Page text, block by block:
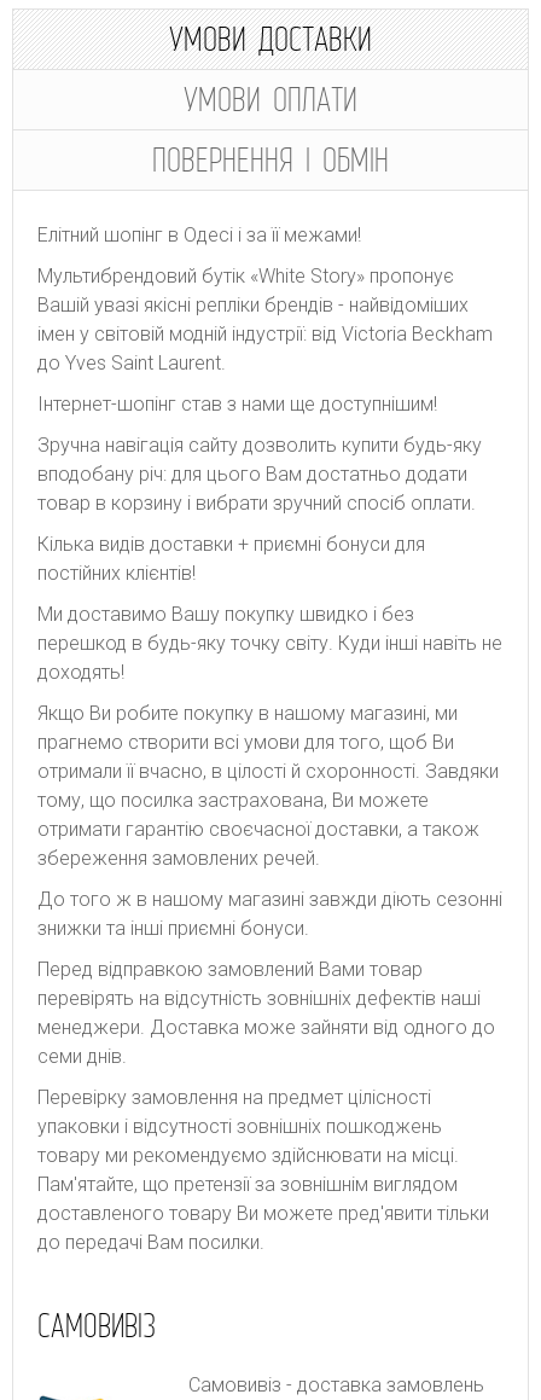
УМОВИ ДОСТАВКИ
УМОВИ ОПЛАТИ
ПОВЕРНЕННЯ І ОБМІН
Елітний шопінг в Одесі і за її межами!
Мультибрендовий бутік «White Story» пропонує
Вашій увазі якісні репліки брендів - найвідоміших
імен у світовій модній індустрії: від Victoria Beckham
до Yves Saint Laurent.
Інтернет-шопінг став з нами ще доступнішим!
Зручна навігація сайту дозволить купити будь-яку
вподобану річ: для цього Вам достатньо додати
товар в корзину і вибрати зручний спосіб оплати.
Кілька видів доставки + приємні бонуси для
постійних клієнтів!
Ми доставимо Вашу покупку швидко і без
перешкод в будь-яку точку світу. Куди інші навіть не
доходять!
Якщо Ви робите покупку в нашому магазині, ми
прагнемо створити всі умови для того, щоб Ви
отримали її вчасно, в цілості й схоронності. Завдяки
тому, що посилка застрахована, Ви можете
отримати гарантію своєчасної доставки, а також
збереження замовлених речей.
До того ж в нашому магазині завжди діють сезонні
знижки та інші приємні бонуси.
Перед відправкою замовлений Вами товар
перевірять на відсутність зовнішніх дефектів наші
менеджери. Доставка може зайняти від одного до
семи днів.
Перевірку замовлення на предмет цілісності
упаковки і відсутності зовнішніх пошкоджень
товару ми рекомендуємо здійснювати на місці.
Пам'ятайте, що претензії за зовнішнім виглядом
доставленого товару Ви можете пред'явити тільки
до передачі Вам посилки.
САМОВИВІЗ
Самовивіз - доставка замовлень